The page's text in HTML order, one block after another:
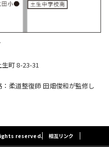
町 8-23-31
柔道整復師 田畑俊和が監修し
reserved. 相互リンク